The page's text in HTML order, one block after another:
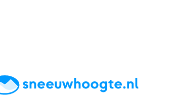
TipsReviewsLive updatesApp